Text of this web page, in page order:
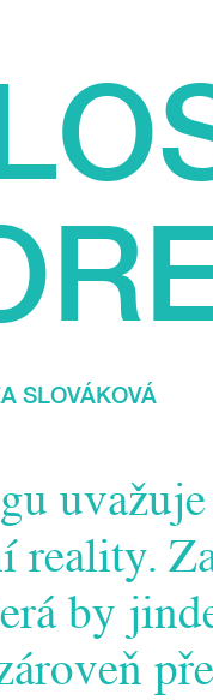
SLOVÁKOVÁ
reality.
by